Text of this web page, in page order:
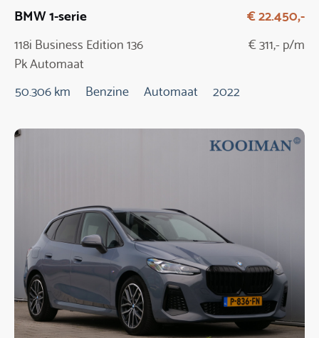
BMW 1-serie
118i Business Edition 136
Pk Automaat
€ 22.450,-
€ 311,- p/m
50.306 km Benzine Automaat 2022